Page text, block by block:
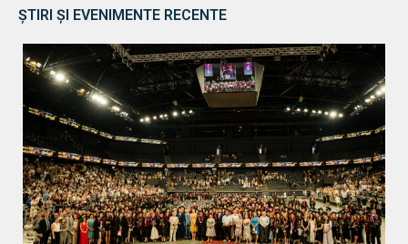
ȘTIRI ȘI EVENIMENTE RECENTE